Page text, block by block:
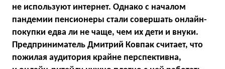
не используют интернет. Однако с началом
пандемии пенсионеры стали совершать онлайн-
покупки едва ли не чаще, чем их дети и внуки.
Предприниматель Дмитрий Ковпак считает, что
пожилая аудитория крайне перспективна,